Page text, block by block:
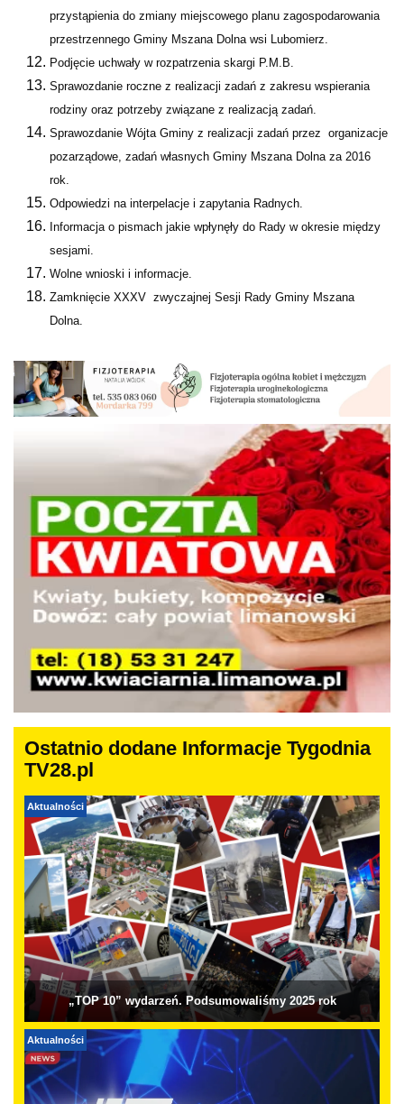
przystąpienia do zmiany miejscowego planu zagospodarowania
przestrzennego Gminy Mszana Dolna wsi Lubomierz.
Podjęcie uchwały w rozpatrzenia skargi P.M.B.
Sprawozdanie roczne z realizacji zadań z zakresu wspierania
rodziny oraz potrzeby związane z realizacją zadań.
Sprawozdanie Wójta Gminy z realizacji zadań przez organizacje
pozarządowe, zadań własnych Gminy Mszana Dolna za 2016
rok.
Odpowiedzi na interpelacje i zapytania Radnych.
Informacja o pismach jakie wpłynęły do Rady w okresie między
sesjami.
Wolne wnioski i informacje.
Zamknięcie XXXV zwyczajnej Sesji Rady Gminy Mszana
Dolna.
Ostatnio dodane Informacje Tygodnia
TV28.pl
Aktualności
„TOP 10” wydarzeń. Podsumowaliśmy 2025 rok
Aktualności